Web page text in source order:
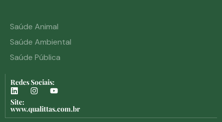
Saúde Animal
Saúde Ambiental
Saúde Pública
Redes Sociais:
Site:
www.qualittas.com.br